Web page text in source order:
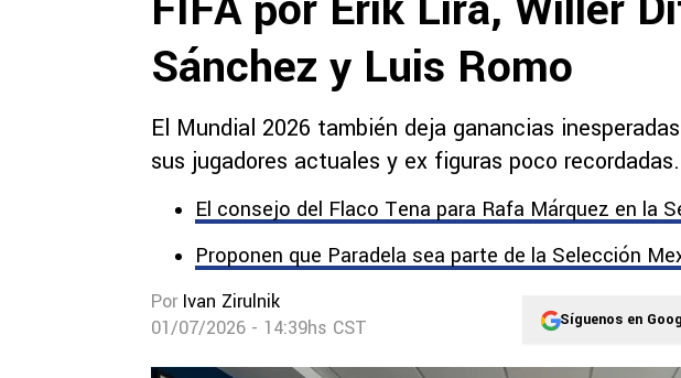
Sánchez y Luis Romo
El Mundial 2026 también deja ganancias
sus jugadores actuales y ex figuras poco recordadas.
El consejo del Flaco Tena para Rafa Márquez en la
Proponen que Paradela sea parte de la Selección
Por Ivan Zirulnik
01/07/2026 - 14:39hs CST
Síguenos en